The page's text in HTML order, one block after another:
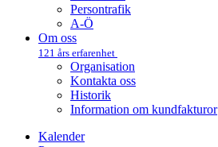
Persontrafik
A-Ö
Om oss
121 års erfarenhet
Organisation
Kontakta oss
Historik
Information om kundfakturor
Kalender